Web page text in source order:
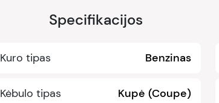
Specifikacijos
Kuro tipas Benzinas
Kėbulo tipas Kupė (Coupe)